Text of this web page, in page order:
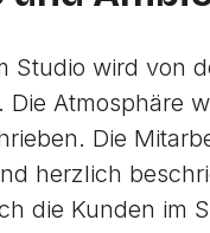
Studio wird von
Die Atmosphäre
Die
herzlich
die Kunden im